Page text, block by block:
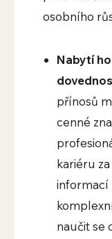
osobního
Nabytí
přínosů
cenné
kariéru
informací
naučit se